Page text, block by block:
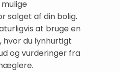
salget af din bolig.
at bruge en
du lynhurtigt
og vurderinger fra